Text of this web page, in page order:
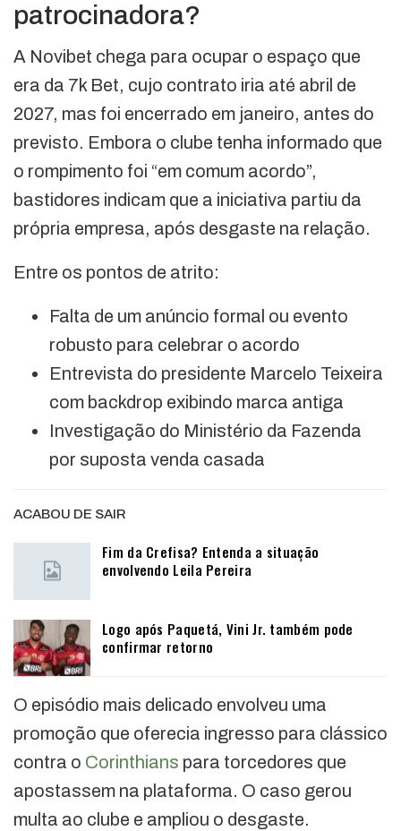
patrocinadora?
A Novibet chega para ocupar o espaço que
era da 7k Bet, cujo contrato iria até abril de
2027, mas foi encerrado em janeiro, antes do
previsto. Embora o clube tenha informado que
o rompimento foi “em comum acordo”,
bastidores indicam que a iniciativa partiu da
própria empresa, após desgaste na relação.
Entre os pontos de atrito:
Falta de um anúncio formal ou evento
robusto para celebrar o acordo
Entrevista do presidente Marcelo Teixeira
com backdrop exibindo marca antiga
Investigação do Ministério da Fazenda
por suposta venda casada
ACABOU DE SAIR
Fim da Crefisa? Entenda a situação
envolvendo Leila Pereira
Logo após Paquetá, Vini Jr. também pode
confirmar retorno
O episódio mais delicado envolveu uma
promoção que oferecia ingresso para clássico
contra o Corinthians para torcedores que
apostassem na plataforma. O caso gerou
multa ao clube e ampliou o desgaste.